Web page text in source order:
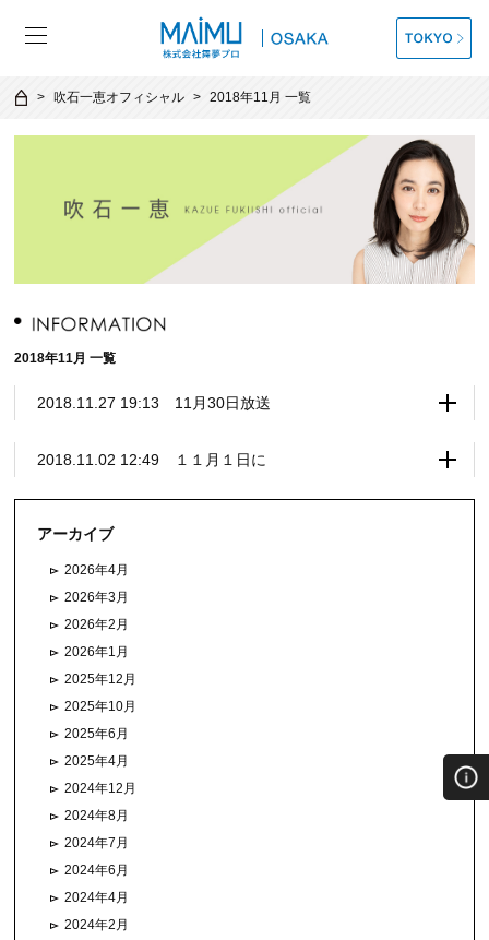
吹石一恵オフィシャル 2018年11月 一覧
2018年11月 一覧
2018.11.27 19:13 11月30日放送
2018.11.02 12:49 １１月１日に
アーカイブ
2026年4月
2026年3月
2026年2月
2026年1月
2025年12月
2025年10月
2025年6月
2025年4月
2024年12月
2024年8月
2024年7月
2024年6月
2024年4月
2024年2月